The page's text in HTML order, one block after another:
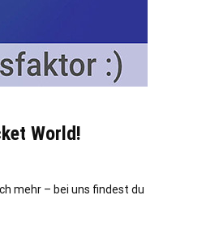
World!
mehr – bei uns findest du